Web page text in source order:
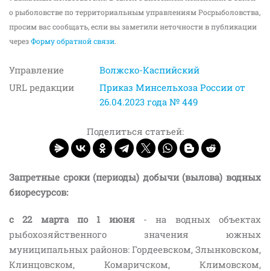
о рыболовстве по территориальным управлениям Росрыболовства,
просим вас сообщать, если вы заметили неточности в публикации
черезФорму обратной связи.
Управление
Волжско-Каспийский
URL редакции
Приказ Минсельхоза России от
26.04.2023 года № 449
Поделиться статьей:
Запретные сроки (периоды) добычи (вылова) водных
биоресурсов:
с 22 марта по 1 июня- на водных объектах
рыбохозяйственного значения южных
муниципальных районов: Гордеевском, Злынковском,
Клинцовском, Комаричском, Климовском,